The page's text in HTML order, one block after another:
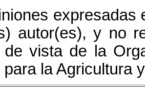
expresadas
autor(es), y no
de vista de la
para la Agricultura